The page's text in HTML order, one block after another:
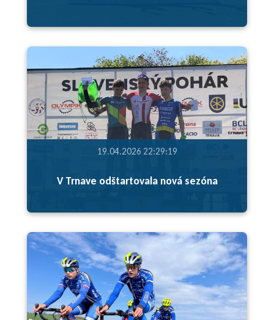
19.04.2026 22:29:19
V Trnave odštartovala nová sezóna